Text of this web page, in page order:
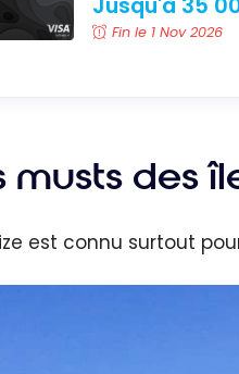
Fin le 1 Nov 2026
musts des
est connu surtout